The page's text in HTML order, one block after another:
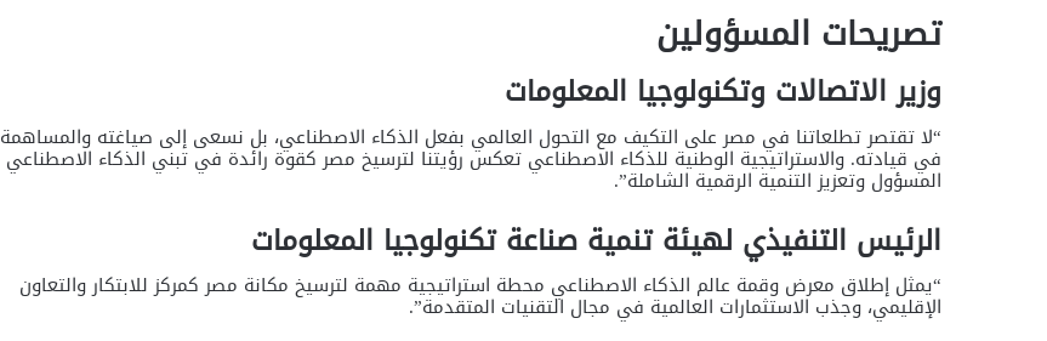
تصريحات المسؤولين
وزير الاتصالات وتكنولوجيا المعلومات
“لا تقتصر تطلعاتنا في مصر على التكيف مع التحول العالمي بفعل الذكاء الاصطناعي، بل نسعى إلى صياغته والمساهمة
في قيادته. والاستراتيجية الوطنية للذكاء الاصطناعي تعكس رؤيتنا لترسيخ مصر كقوة رائدة في تبني الذكاء الاصطناعي
المسؤول وتعزيز التنمية الرقمية الشاملة”.
الرئيس التنفيذي لهيئة تنمية صناعة تكنولوجيا المعلومات
“يمثل إطلاق معرض وقمة عالم الذكاء الاصطناعي محطة استراتيجية مهمة لترسيخ مكانة مصر كمركز للابتكار والتعاون
الإقليمي، وجذب الاستثمارات العالمية في مجال التقنيات المتقدمة”.